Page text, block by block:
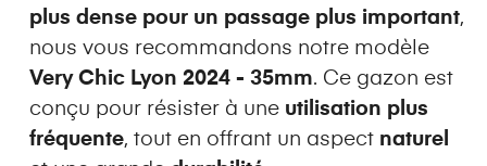
plus dense pour un passage plus important,
nous vous recommandons notre modèle
Very Chic Lyon 2024 - 35mm. Ce gazon est
conçu pour résister à une utilisation plus
fréquente, tout en offrant un aspect naturel